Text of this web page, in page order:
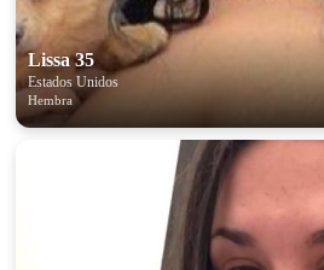
Lissa 35
Estados Unidos
Hembra